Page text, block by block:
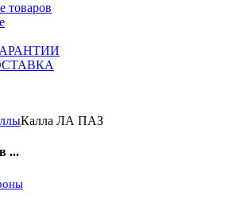
товаров
Калла ЛА ПАЗ
...